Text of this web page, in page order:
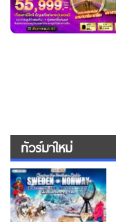
ทัวร์มาใหม่